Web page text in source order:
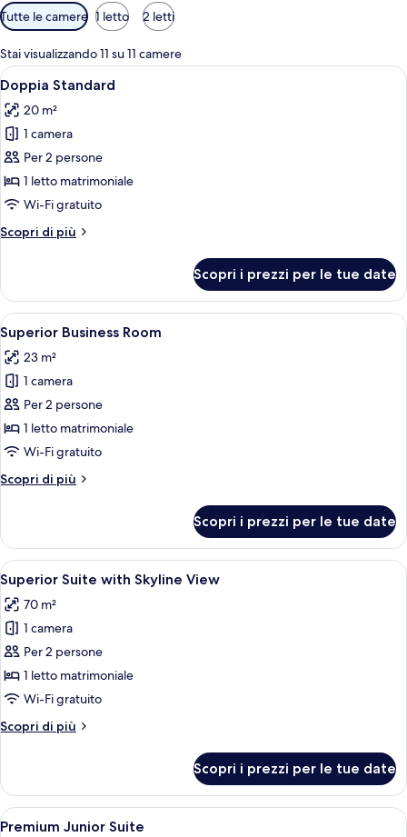
Filtri
disponibili
per
le
camere
Tutte le camere 1 letto 2 letti
Stai visualizzando 11 su 11 camere
Apri
tutte
le
foto
per
Doppia
Standard
Una moderna camera d'albergo
8
Doppia Standard
20 m²
1 camera
Per 2 persone
1 letto matrimoniale
Wi-Fi gratuito
Scopri di più
Altri
Standard
Scopri i prezzi per le tue date
Apri
tutte
le
foto
per
Superior
Business
Una camera d'albergo con un letto,
10
Superior Business Room
23 m²
1 camera
Per 2 persone
1 letto matrimoniale
Wi-Fi gratuito
Scopri di più
Altri
Business
Room
Scopri i prezzi per le tue date
Apri
tutte
le
foto
per
Superior
Suite
Skyline
Una camera d'albergo moderna
15
Superior Suite with Skyline View
70 m²
1 camera
Per 2 persone
1 letto matrimoniale
Wi-Fi gratuito
Scopri di più
Altri
Suite
with
Skyline
Scopri i prezzi per le tue date
Apri
Una camera d'albergo con un letto,
10
Premium Junior Suite